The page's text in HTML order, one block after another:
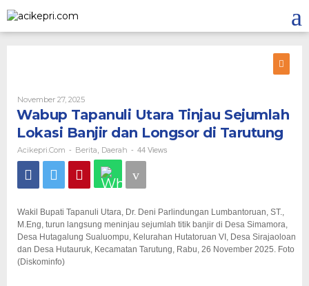
ke
konten
November 27, 2025Oleh
Acikepri.com
Wabup Tapanuli Utara Tinjau Sejumlah
Lokasi Banjir dan Longsor di Tarutung
Acikepri.com - Berita Daerah - 44 Views
Wakil Bupati Tapanuli Utara, Dr. Deni Parlindungan Lumbantoruan, ST.,
M.Eng, turun langsung meninjau sejumlah titik banjir di Desa Simamora,
Desa Hutagalung Sualuompu, Kelurahan Hutatoruan VI, Desa Sirajaoloan
dan Desa Hutauruk, Kecamatan Tarutung, Rabu, 26 November 2025. Foto
(Diskominfo)